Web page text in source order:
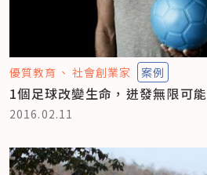
優質教育 社會創業家 案例
1個足球改變生命，迸發無限可能
2016.02.11